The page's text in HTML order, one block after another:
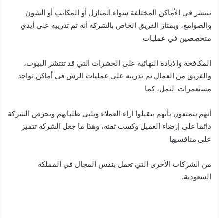
تنتشر في الأماكن المختلفة سواء المنازل أو المكاتب أو الشون
والصوامع، ويمتاز الفريق الخاص بالشركة أنه تم تدريبه على أيدي
متخصصين في عمليات
المكافحة والابادة النهائية على الحشرات التي قد تنتشر البيوت،
والفريق من العمال تم تدريبه على عمليات الرش في أماكن تواجد
مستعمرات النمل، كما
أنهم يتمتعون بأنهم يتقبلوا أراء العملاء ويلبي طلباتهم وتحرص الشركة
دائما على إرضاء العميل وكسب ثقته، وهذا ما جعل الشركة تتميز
على منافسيها
من الشركات الأخرى التي تعمل بنفس المجال في المملكة
السعودية.